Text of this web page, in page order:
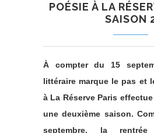
POÉSIE À LA
SAISON
À compter du 15
littéraire marque le pas et
à La Réserve Paris
une deuxième saison.
septembre, la